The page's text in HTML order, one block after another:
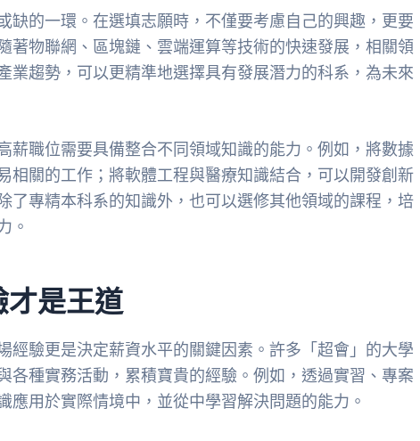
缺的一環。在選填志願時，不僅要考慮自己的興趣，更要
著物聯網、區塊鏈、雲端運算等技術的快速發展，相關領
業趨勢，可以更精準地選擇具有發展潛力的科系，為未來
薪職位需要具備整合不同領域知識的能力。例如，將數據
相關的工作；將軟體工程與醫療知識結合，可以開發創新
了專精本科系的知識外，也可以選修其他領域的課程，培
。
才是王道
經驗更是決定薪資水平的關鍵因素。許多「超會」的大學
各種實務活動，累積寶貴的經驗。例如，透過實習、專案
應用於實際情境中，並從中學習解決問題的能力。